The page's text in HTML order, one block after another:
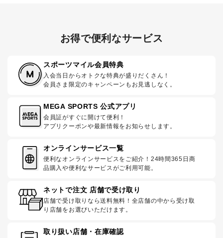
お得で便利なサービス
スポーツマイル会員特典
入会当日からオトクな特典が盛りだくさん！
会員さま限定のキャンペーンもお見逃しなく。
MEGA SPORTS 公式アプリ
会員証がすぐに開けて便利！
アプリクーポンや最新情報をお知らせします。
オンラインサービス一覧
便利なオンラインサービスをご紹介！24時間365日商
品購入や便利なサービスがご利用可能。
ネットで注文 店舗で受け取り
店舗で受け取りなら送料無料！全店舗の中から受け取
り店舗をお選びいただけます。
取り扱い店舗・在庫確認